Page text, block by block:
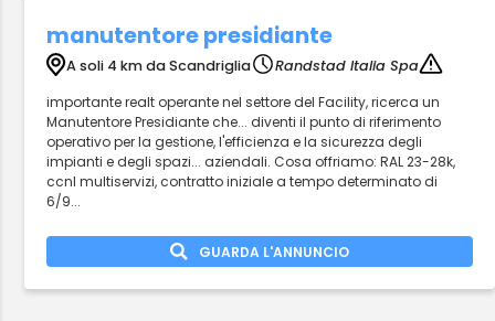
manutentore presidiante
A soli 4 km da Scandriglia
Randstad Italia Spa
importante realt operante nel settore del Facility, ricerca un
Manutentore Presidiante che... diventi il punto di riferimento
operativo per la gestione, l'efficienza e la sicurezza degli
impianti e degli spazi... aziendali. Cosa offriamo: RAL 23-28k,
ccnl multiservizi, contratto iniziale a tempo determinato di
6/9...
GUARDA L'ANNUNCIO